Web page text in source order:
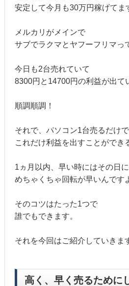
安定して今月も30万円稼げてま
メルカリがメインで
サブでラクマとヤフーフリマっ
今日も2台売れていて
8300円と14700円の利益が出て
順調順調！
それで、パソコン1台売るだけで
これだけ利益を出すことができ
1ヵ月以内、早い時にはその日
めちゃくちゃ回転が早いんです
そのコツはたった1つで
誰でもできます。
それを今回はご紹介していきま
高く、早く売るために